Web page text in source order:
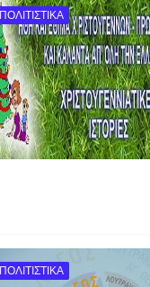
ΠΟΛΙΤΙΣΤΙΚΑ
ΠΟΛΙΤΙΣΤΙΚΑ